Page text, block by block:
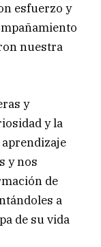
esfuerzo y
nuestra
y
y la
y nos
de
a
de su vida